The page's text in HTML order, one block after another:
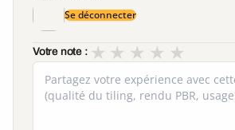
Se déconnecter
Votre note : ★
★
★
★
★